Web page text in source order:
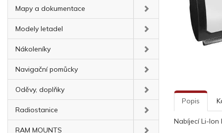
Mapy a dokumentace
Modely letadel
Nákoleníky
Navigační pomůcky
Oděvy, doplňky
Radiostanice
RAM MOUNTS
Popis
Nabíjecí Li-